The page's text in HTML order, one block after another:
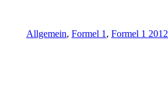
Allgemein, Formel 1 , Formel 1 2012